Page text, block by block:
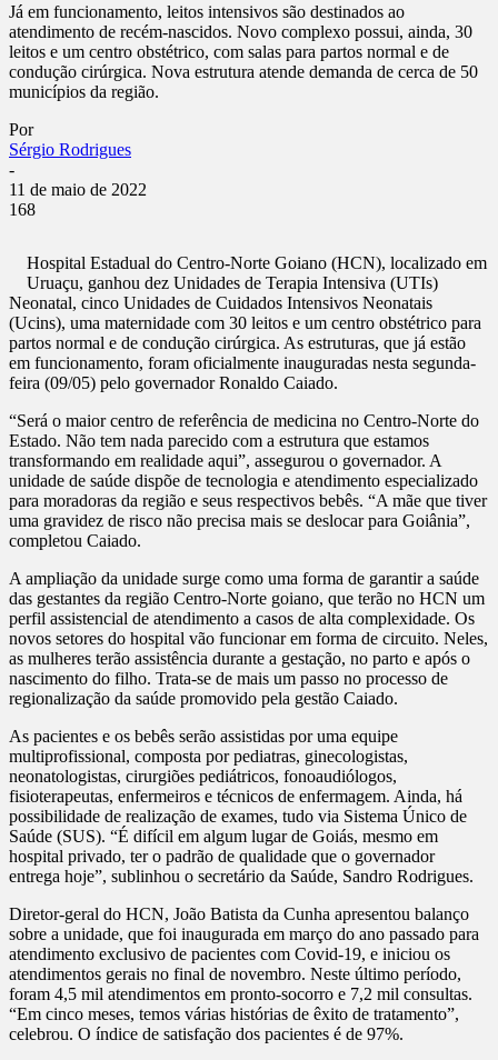
Já em funcionamento, leitos intensivos são destinados ao
atendimento de recém-nascidos. Novo complexo possui, ainda, 30
leitos e um centro obstétrico, com salas para partos normal e de
condução cirúrgica. Nova estrutura atende demanda de cerca de 50
municípios da região.
Por
Sérgio Rodrigues
-
11 de maio de 2022
168
Hospital Estadual do Centro-Norte Goiano (HCN), localizado em
Uruaçu, ganhou dez Unidades de Terapia Intensiva (UTIs)
Neonatal, cinco Unidades de Cuidados Intensivos Neonatais
(Ucins), uma maternidade com 30 leitos e um centro obstétrico para
partos normal e de condução cirúrgica. As estruturas, que já estão
em funcionamento, foram oficialmente inauguradas nesta segunda-
feira (09/05) pelo governador Ronaldo Caiado.
“Será o maior centro de referência de medicina no Centro-Norte do
Estado. Não tem nada parecido com a estrutura que estamos
transformando em realidade aqui”, assegurou o governador. A
unidade de saúde dispõe de tecnologia e atendimento especializado
para moradoras da região e seus respectivos bebês. “A mãe que tiver
uma gravidez de risco não precisa mais se deslocar para Goiânia”,
completou Caiado.
A ampliação da unidade surge como uma forma de garantir a saúde
das gestantes da região Centro-Norte goiano, que terão no HCN um
perfil assistencial de atendimento a casos de alta complexidade. Os
novos setores do hospital vão funcionar em forma de circuito. Neles,
as mulheres terão assistência durante a gestação, no parto e após o
nascimento do filho. Trata-se de mais um passo no processo de
regionalização da saúde promovido pela gestão Caiado.
As pacientes e os bebês serão assistidas por uma equipe
multiprofissional, composta por pediatras, ginecologistas,
neonatologistas, cirurgiões pediátricos, fonoaudiólogos,
fisioterapeutas, enfermeiros e técnicos de enfermagem. Ainda, há
possibilidade de realização de exames, tudo via Sistema Único de
Saúde (SUS). “É difícil em algum lugar de Goiás, mesmo em
hospital privado, ter o padrão de qualidade que o governador
entrega hoje”, sublinhou o secretário da Saúde, Sandro Rodrigues.
Diretor-geral do HCN, João Batista da Cunha apresentou balanço
sobre a unidade, que foi inaugurada em março do ano passado para
atendimento exclusivo de pacientes com Covid-19, e iniciou os
atendimentos gerais no final de novembro. Neste último período,
foram 4,5 mil atendimentos em pronto-socorro e 7,2 mil consultas.
“Em cinco meses, temos várias histórias de êxito de tratamento”,
celebrou. O índice de satisfação dos pacientes é de 97%.